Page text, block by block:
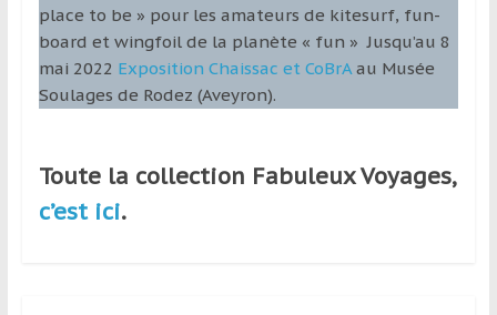
place to be » pour les amateurs de kitesurf, fun-
board et wingfoil de la planète « fun » Jusqu’au 8
mai 2022 Exposition Chaissac et CoBrAau Musée
Soulages de Rodez (Aveyron).
Toute la collection Fabuleux Voyages,
c’est ici.